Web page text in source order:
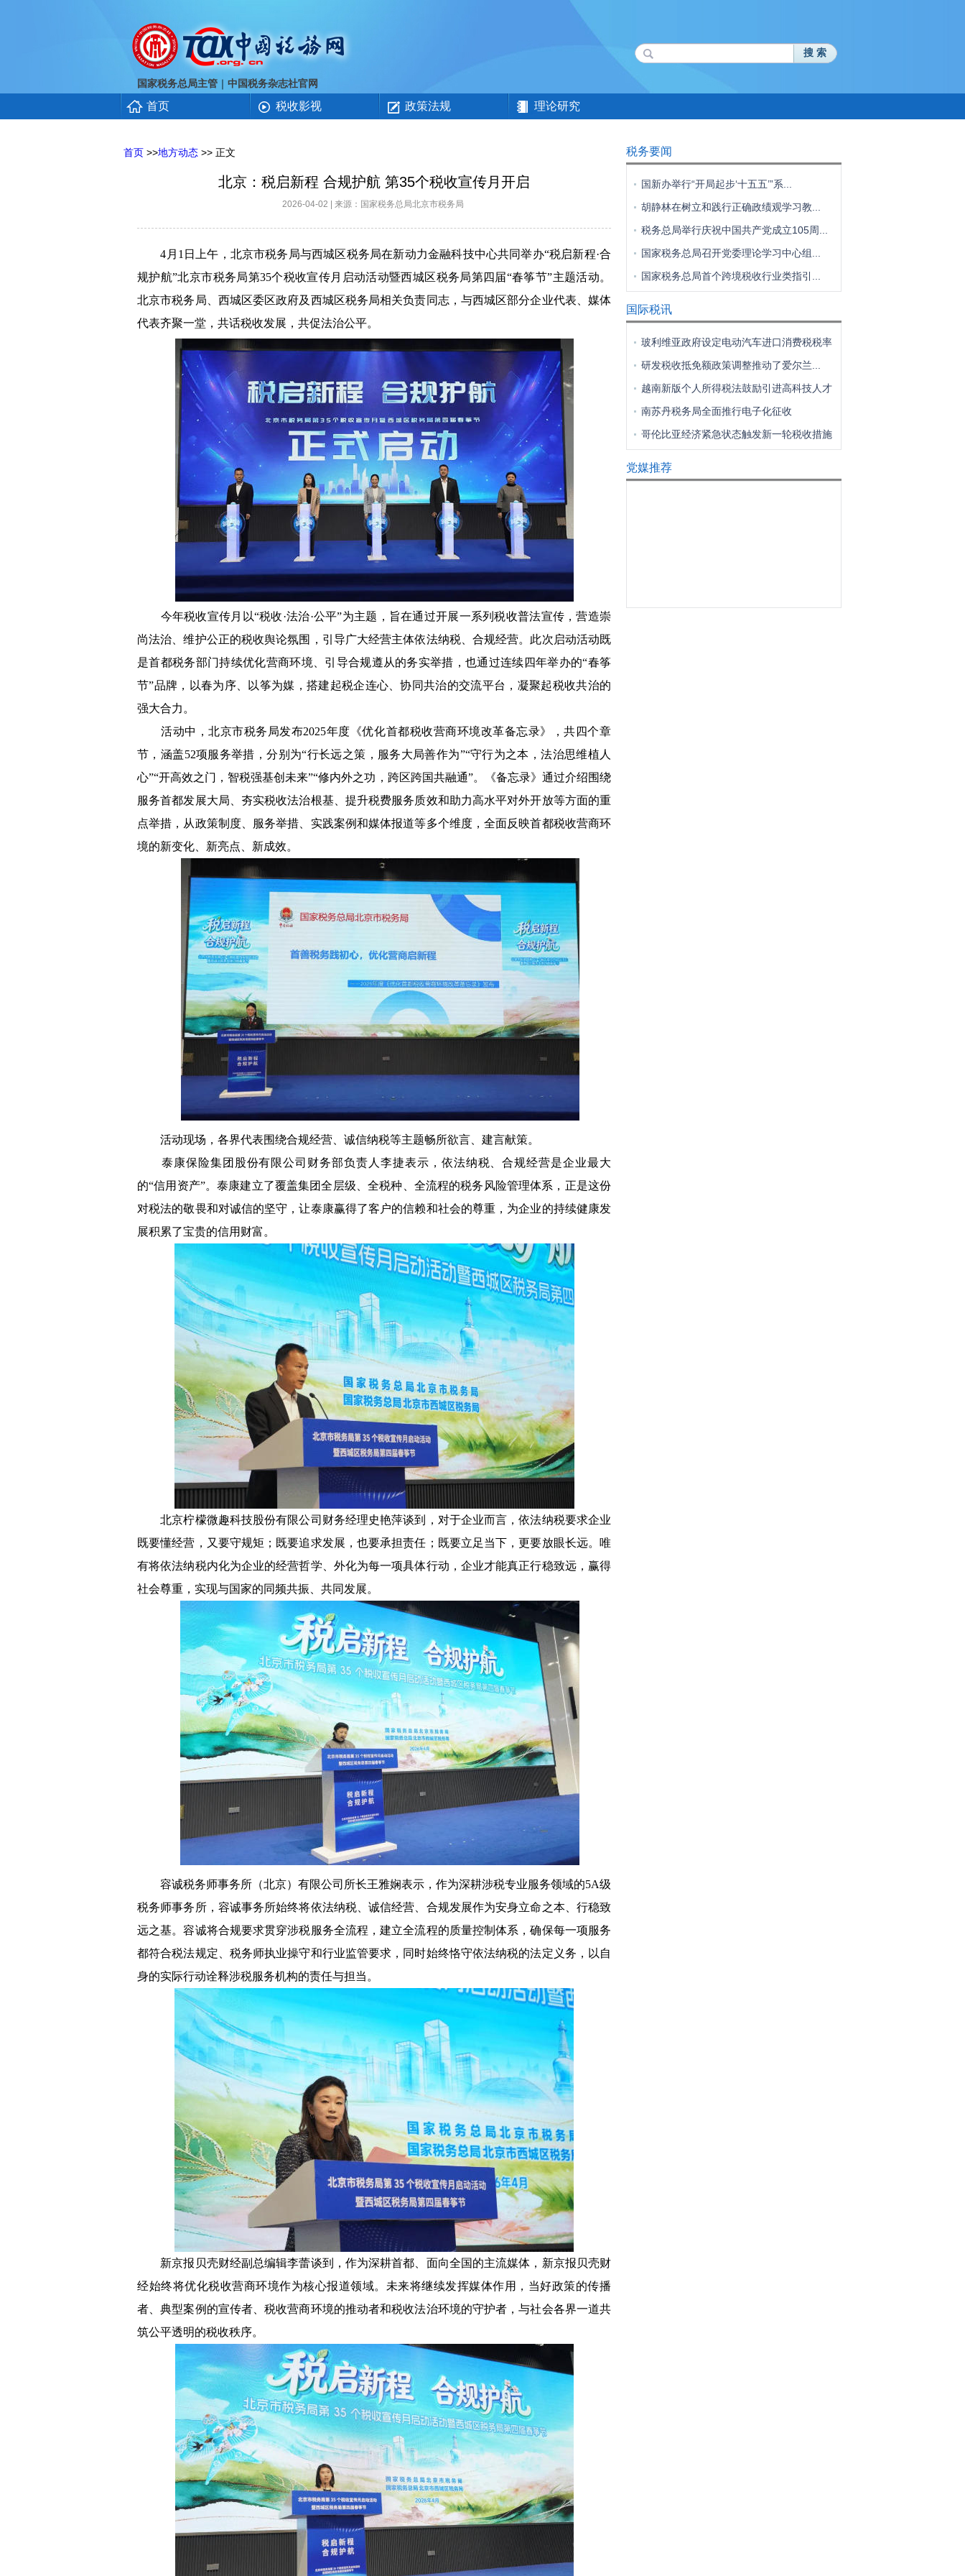
国家税务总局主管 ｜ 中国税务杂志社官网
搜 索
首页 税收影视 政策法规 理论研究
首页 >>地方动态 >> 正文
北京：税启新程 合规护航 第35个税收宣传月开启
2026-04-02 | 来源：国家税务总局北京市税务局
4月1日上午，北京市税务局与西城区税务局在新动力金融科技中心共同举办“税启新程·合
规护航”北京市税务局第35个税收宣传月启动活动暨西城区税务局第四届“春筝节”主题活动。
北京市税务局、西城区委区政府及西城区税务局相关负责同志，与西城区部分企业代表、媒体
代表齐聚一堂，共话税收发展，共促法治公平。
今年税收宣传月以“税收·法治·公平”为主题，旨在通过开展一系列税收普法宣传，营造崇
尚法治、维护公正的税收舆论氛围，引导广大经营主体依法纳税、合规经营。此次启动活动既
是首都税务部门持续优化营商环境、引导合规遵从的务实举措，也通过连续四年举办的“春筝
节”品牌，以春为序、以筝为媒，搭建起税企连心、协同共治的交流平台，凝聚起税收共治的
强大合力。
活动中，北京市税务局发布2025年度《优化首都税收营商环境改革备忘录》，共四个章
节，涵盖52项服务举措，分别为“行长远之策，服务大局善作为”“守行为之本，法治思维植人
心”“开高效之门，智税强基创未来”“修内外之功，跨区跨国共融通”。《备忘录》通过介绍围绕
服务首都发展大局、夯实税收法治根基、提升税费服务质效和助力高水平对外开放等方面的重
点举措，从政策制度、服务举措、实践案例和媒体报道等多个维度，全面反映首都税收营商环
境的新变化、新亮点、新成效。
活动现场，各界代表围绕合规经营、诚信纳税等主题畅所欲言、建言献策。
泰康保险集团股份有限公司财务部负责人李捷表示，依法纳税、合规经营是企业最大
的“信用资产”。泰康建立了覆盖集团全层级、全税种、全流程的税务风险管理体系，正是这份
对税法的敬畏和对诚信的坚守，让泰康赢得了客户的信赖和社会的尊重，为企业的持续健康发
展积累了宝贵的信用财富。
北京柠檬微趣科技股份有限公司财务经理史艳萍谈到，对于企业而言，依法纳税要求企业
既要懂经营，又要守规矩；既要追求发展，也要承担责任；既要立足当下，更要放眼长远。唯
有将依法纳税内化为企业的经营哲学、外化为每一项具体行动，企业才能真正行稳致远，赢得
社会尊重，实现与国家的同频共振、共同发展。
容诚税务师事务所（北京）有限公司所长王雅娴表示，作为深耕涉税专业服务领域的5A级
税务师事务所，容诚事务所始终将依法纳税、诚信经营、合规发展作为安身立命之本、行稳致
远之基。容诚将合规要求贯穿涉税服务全流程，建立全流程的质量控制体系，确保每一项服务
都符合税法规定、税务师执业操守和行业监管要求，同时始终恪守依法纳税的法定义务，以自
身的实际行动诠释涉税服务机构的责任与担当。
新京报贝壳财经副总编辑李蕾谈到，作为深耕首都、面向全国的主流媒体，新京报贝壳财
经始终将优化税收营商环境作为核心报道领域。未来将继续发挥媒体作用，当好政策的传播
者、典型案例的宣传者、税收营商环境的推动者和税收法治环境的守护者，与社会各界一道共
筑公平透明的税收秩序。
税务要闻
国新办举行“开局起步‘十五五’”系...
胡静林在树立和践行正确政绩观学习教...
税务总局举行庆祝中国共产党成立105周...
国家税务总局召开党委理论学习中心组...
国家税务总局首个跨境税收行业类指引...
国际税讯
玻利维亚政府设定电动汽车进口消费税税率
研发税收抵免额政策调整推动了爱尔兰...
越南新版个人所得税法鼓励引进高科技人才
南苏丹税务局全面推行电子化征收
哥伦比亚经济紧急状态触发新一轮税收措施
党媒推荐